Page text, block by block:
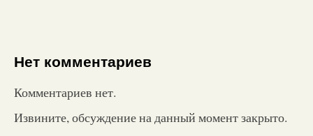
Нет комментариев
Комментариев нет.
Извините, обсуждение на данный момент закрыто.